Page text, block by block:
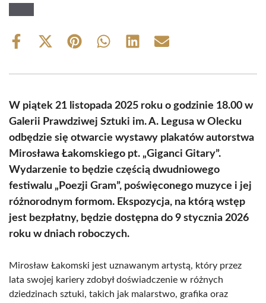
Share
Share
(Twitter)
Share Share Share Share
W piątek 21 listopada 2025 roku o godzinie 18.00 w
Galerii Prawdziwej Sztuki im. A. Legusa w Olecku
odbędzie się otwarcie wystawy plakatów autorstwa
Mirosława Łakomskiego pt. „Giganci Gitary”.
Wydarzenie to będzie częścią dwudniowego
festiwalu „Poezji Gram”, poświęconego muzyce i jej
różnorodnym formom. Ekspozycja, na którą wstęp
jest bezpłatny, będzie dostępna do 9 stycznia 2026
roku w dniach roboczych.
Mirosław Łakomski jest uznawanym artystą, który przez
lata swojej kariery zdobył doświadczenie w różnych
dziedzinach sztuki, takich jak malarstwo, grafika oraz